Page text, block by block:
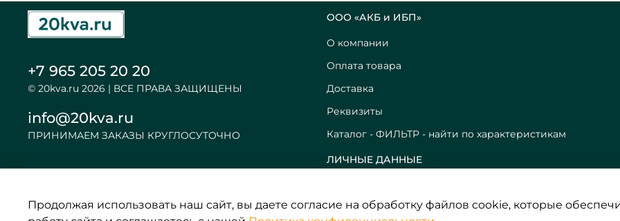
ООО «АКБ и ИБП»
О компании
Оплата товара
Доставка
Реквизиты
Каталог - ФИЛЬТР - найти по характеристикам
ЛИЧНЫЕ ДАННЫЕ
Избранное
+7 965 205 20 20
© 20kva.ru 2026 | ВСЕ ПРАВА ЗАЩИЩЕНЫ
info@20kva.ru
ПРИНИМАЕМ ЗАКАЗЫ КРУГЛОСУТОЧНО
Продолжая использовать наш сайт, вы даете согласие на обработку файлов cookie, которые